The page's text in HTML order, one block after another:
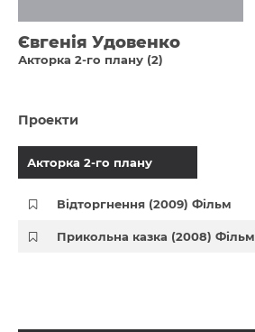
Євгенія Удовенко
Акторка 2-го плану (2)
Проекти
Акторка 2-го плану
Відторгнення (2009) Фільм
Прикольна казка (2008) Фільм